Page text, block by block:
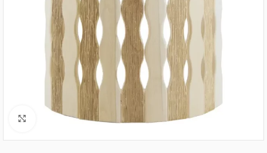
Нажмите, чтобы увеличить